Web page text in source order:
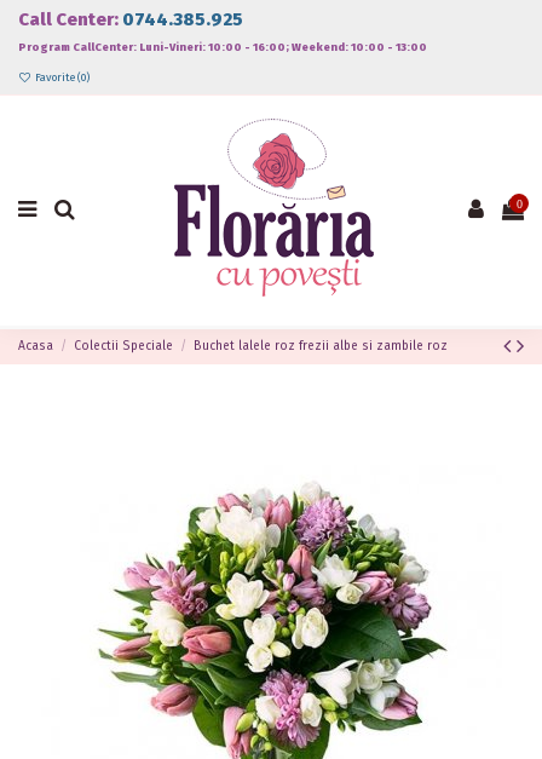
Call Center: 0744.385.925
Program CallCenter: Luni-Vineri: 10:00 - 16:00; Weekend: 10:00 - 13:00
Favorite (0)
0
Acasa Colectii Speciale Buchet lalele roz frezii albe si zambile roz